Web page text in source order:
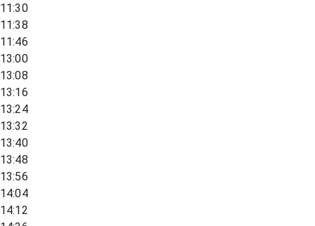
11:30
11:38
11:46
13:00
13:08
13:16
13:24
13:32
13:40
13:48
13:56
14:04
14:12